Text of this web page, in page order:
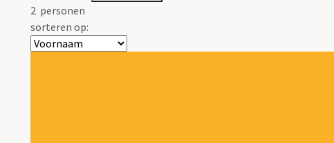
2 personen
sorteren op: